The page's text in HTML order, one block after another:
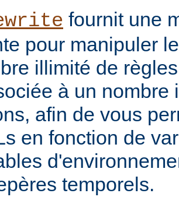
fournit une
pour manipuler
illimité de
à un nombre
afin de vous
en fonction de
temporels.